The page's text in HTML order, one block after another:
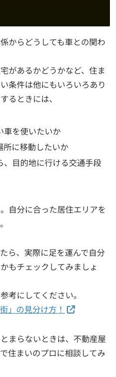
からどうしても車との関わ
があるかどうかなど、住ま
条件は他にもいろいろあり
るときには、
車を使いたいか
所に移動したいか
、目的地に行ける交通手段
自分に合った居住エリアを
ら、実際に足を運んで自分
もチェックしてみましょ
考にしてください。
」の見分け方！
まらないときは、不動産屋
住まいのプロに相談してみ